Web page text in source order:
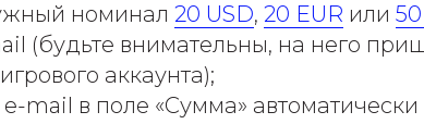
номинал 20 USD, 20 EUR или
(будьте внимательны, на него
аккаунта);
mail в поле «Сумма» автоматически